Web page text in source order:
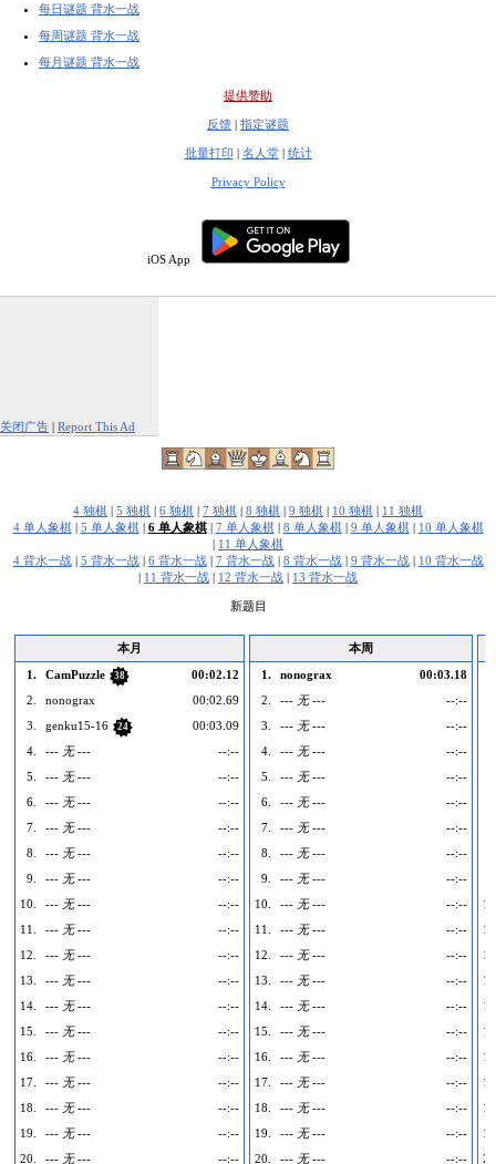
每日谜题 背水一战
每周谜题 背水一战
每月谜题 背水一战
提供赞助
反馈 | 指定谜题
批量打印 | 名人堂| 统计
Privacy Policy
iOS App
关闭广告 | Report This Ad
4 独棋 | 5 独棋 | 6 独棋 | 7 独棋 | 8 独棋 | 9 独棋 | 10 独棋 | 11 独棋
4 单人象棋| 5 单人象棋| 6 单人象棋| 7 单人象棋| 8 单人象棋| 9 单人象棋| 10 单人象棋
| 11 单人象棋
4 背水一战| 5 背水一战| 6 背水一战| 7 背水一战| 8 背水一战| 9 背水一战| 10 背水一战
| 11 背水一战 | 12 背水一战 | 13 背水一战
新题目
本月
1.
CamPuzzle 38
00:02.12
2.
nonograx
00:02.69
3.
genku15-16 24
00:03.09
4.
--- 无 ---
--:--
5.
--- 无 ---
--:--
6.
--- 无 ---
--:--
7.
--- 无 ---
--:--
8.
--- 无 ---
--:--
9.
--- 无 ---
--:--
10.
--- 无 ---
--:--
11.
--- 无 ---
--:--
12.
--- 无 ---
--:--
13.
--- 无 ---
--:--
14.
--- 无 ---
--:--
15.
--- 无 ---
--:--
16.
--- 无 ---
--:--
17.
--- 无 ---
--:--
18.
--- 无 ---
--:--
19.
--- 无 ---
--:--
20.
--- 无 --- --:--
本周
1.
nonograx
00:03.18
2.
--- 无 ---
--:--
3.
--- 无 ---
--:--
4.
--- 无 ---
--:--
5.
--- 无 ---
--:--
6.
--- 无 ---
--:--
7.
--- 无 ---
--:--
8.
--- 无 ---
--:--
9.
--- 无 ---
--:--
10.
--- 无 ---
--:--
11.
--- 无 ---
--:--
12.
--- 无 ---
--:--
13.
--- 无 ---
--:--
14.
--- 无 ---
--:--
15.
--- 无 ---
--:--
16.
--- 无 ---
--:--
17.
--- 无 ---
--:--
18.
--- 无 ---
--:--
19.
--- 无 ---
--:--
20.
--- 无 --- --:--